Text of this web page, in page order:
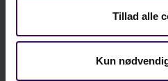
Tillad alle
Kun
Leg med mig, så jeg forstår
Bog